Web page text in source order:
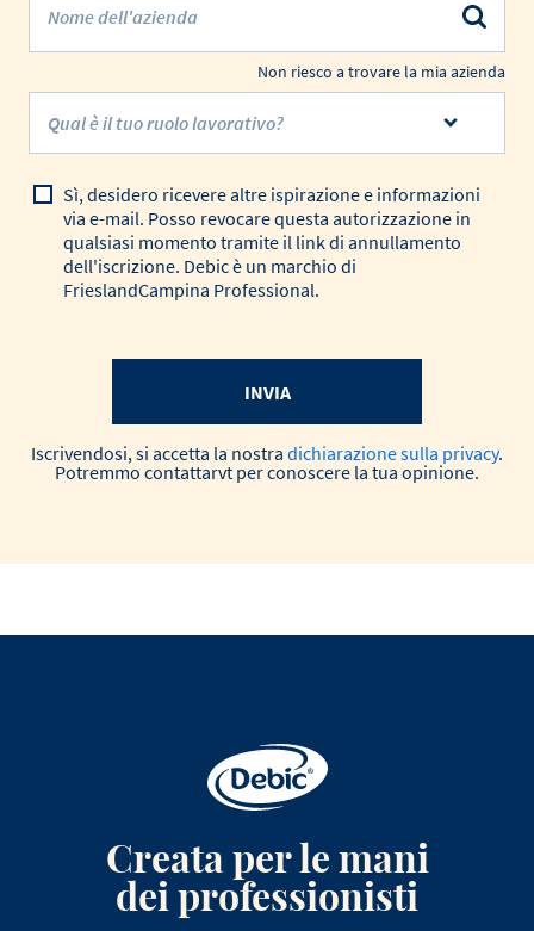
Nome dell'azienda
Non riesco a trovare la mia azienda
Qual è il tuo ruolo lavorativo?
Sì, desidero ricevere altre ispirazione e informazioni
via e-mail. Posso revocare questa autorizzazione in
qualsiasi momento tramite il link di annullamento
dell'iscrizione. Debic è un marchio di
FrieslandCampina Professional.
INVIA
Iscrivendosi, si accetta la nostra dichiarazione sulla privacy.
Potremmo contattarvt per conoscere la tua opinione.
Creata per le mani
dei professionisti